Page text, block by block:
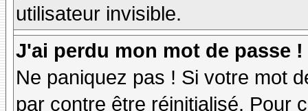
utilisateur invisible.
J'ai perdu mon mot de passe !
Ne paniquez pas ! Si votre mot
par contre être réinitialisé. Pour